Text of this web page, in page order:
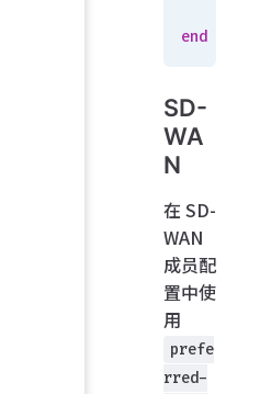
end
SD-
WA
N
在 SD-
WAN
成员配
置中使
用
prefe
rred-